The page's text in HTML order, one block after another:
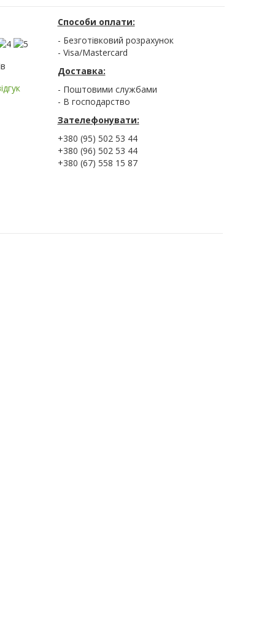
Способи оплати:
- Безготівковий розрахунок
- Visa/Mastercard
Доставка:
- Поштовими службами
- В господарство
Зателефонувати:
+380 (95) 502 53 44
+380 (96) 502 53 44
+380 (67) 558 15 87